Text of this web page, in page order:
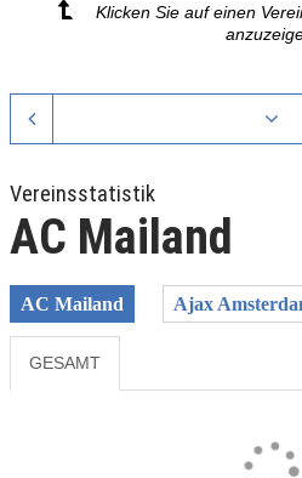
Klicken Sie auf einen
Vereinsstatistik
AC Mailand
AC Mailand Ajax
GESAMT